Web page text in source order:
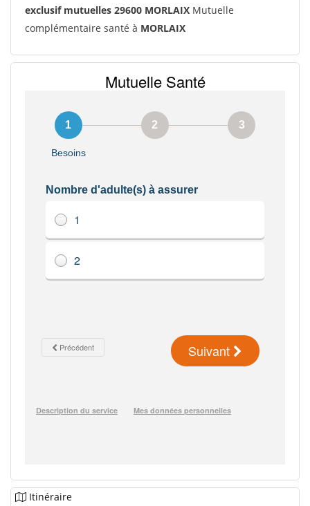
exclusif mutuelles 29600 MORLAIX Mutuelle
complémentaire santé à MORLAIX
Itinéraire